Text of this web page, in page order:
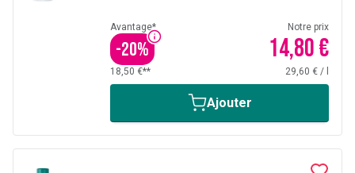
Avantage*
-20%
Notre prix
14,80 €
18,50 €** 29,60 € /
Ajouter